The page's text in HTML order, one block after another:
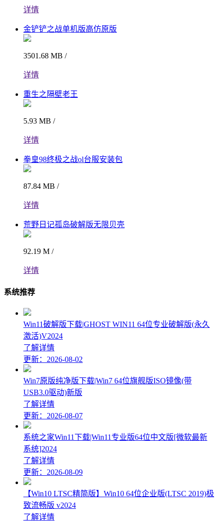
详情
金铲铲之战单机版高仿原版
3501.68 MB /
详情
重生之隔壁老王
5.93 MB /
详情
拳皇98终极之战ol台服安装包
87.84 MB /
详情
荒野日记孤岛破解版无限贝壳
92.19 M /
详情
系统推荐
Win11破解版下载|GHOST WIN11 64位专业破解版(永久
激活)V2024
了解详情
更新：2026-08-02
Win7原版纯净版下载|Win7 64位旗舰版ISO镜像(带
USB3.0驱动)新版
了解详情
更新：2026-08-07
系统之家Win11下载|Win11专业版64位中文版[微软最新
系统]2024
了解详情
更新：2026-08-09
【Win10 LTSC精简版】Win10 64位企业版(LTSC 2019)极
致流畅版 v2024
了解详情